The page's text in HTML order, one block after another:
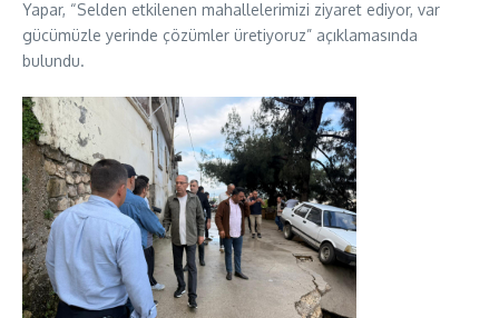
Yapar, “Selden etkilenen mahallelerimizi ziyaret ediyor, var
gücümüzle yerinde çözümler üretiyoruz” açıklamasında
bulundu.